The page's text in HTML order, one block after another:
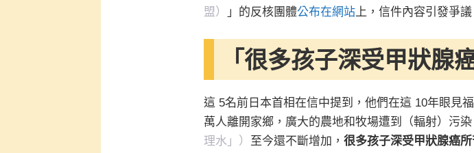
盟）
」的反核團體公布在網站 上，信件內容引發爭議
「很多孩子深受甲狀腺
這 5名前日本首相在信中提到，他們在這 10年眼見
萬人離開家鄉，廣大的農地和牧場遭到（輻射）污
理水」） 至今還不斷增加， 很多孩子深受甲狀腺癌